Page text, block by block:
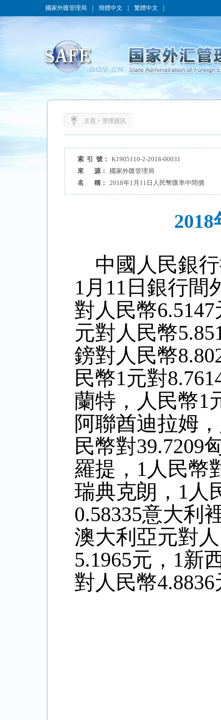
國家外匯管理局 簡體中文 繁體中文
主頁 > 管理資訊
索 引 號：
K1905110-2-2018-00031
來 源：
國家外匯管理局
名 稱：
2018年1月11日人民幣匯率中間價
中國人民銀
1 月 11 日銀行間
對人民幣6.5147
元對人民幣5.
鎊對人民幣8
民幣1元對
蘭特，人民幣1
阿聯酋迪拉姆
民幣對39.7209
羅提，1人民幣
瑞典克朗，1人
0.58335意大利
澳大利亞元對
5.1965元，1新
對人民幣4.8836